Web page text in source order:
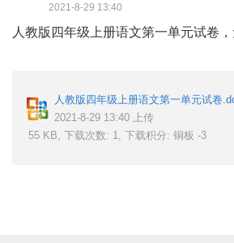
2021-8-29 13:40
人教版四年级上册语文第一单元试卷，
人教版四年级上册语文第一单元试卷
2021-8-29 13:40 上传
55 KB, 下载次数: 1, 下载积分: 铜板 -3